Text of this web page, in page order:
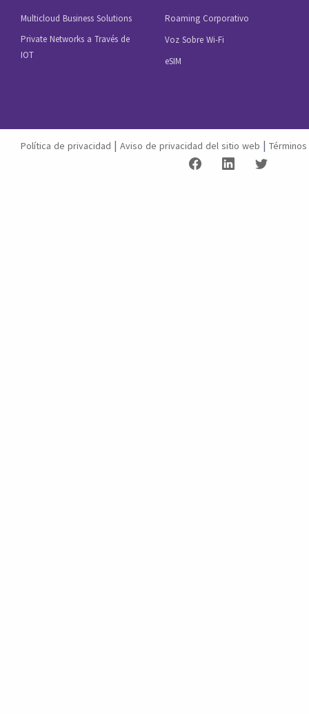
Multicloud Business Solutions
Private Networks a Través de
IOT
Roaming Corporativo
Voz Sobre Wi-Fi
eSIM
Política de privacidad | Aviso de privacidad del sitio web |